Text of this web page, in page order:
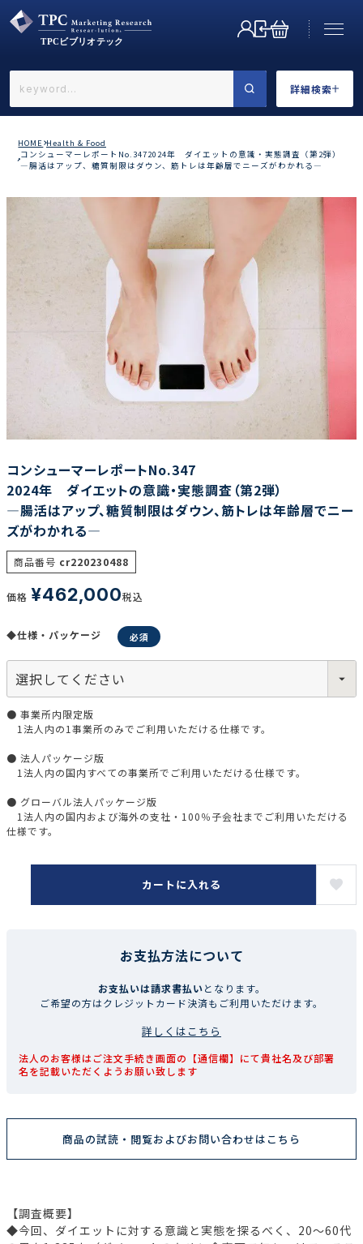
詳細検索
←戻る
業界で選ぶ
カテゴリで選ぶ
調査の種類で選ぶ
リセット
HOME Health & Food
コンシューマーレポートNo.3472024年 ダイエットの意識・実態調査（第2弾）
―腸活はアップ、糖質制限はダウン、筋トレは年齢層でニーズがわかれる―
コンシューマーレポートNo.347
2024年 ダイエットの意識・実態調査（第2弾）
―腸活はアップ、糖質制限はダウン、筋トレは年齢層でニー
ズがわかれる―
商品番号 cr220230488
価格 ¥462,000税込
◆仕様・パッケージ
● 事業所内限定版
1法人内の1事業所のみでご利用いただける仕様です。
● 法人パッケージ版
1法人内の国内すべての事業所でご利用いただける仕様です。
● グローバル法人パッケージ版
1法人内の国内および海外の支社・100％子会社までご利用いただける
仕様です。
カートに入れる
お支払方法について
お支払いは請求書払いとなります。
ご希望の方はクレジットカード決済もご利用いただけます。
詳しくはこちら
法人のお客様はご注文手続き画面の【通信欄】にて貴社名及び部署
名を記載いただくようお願い致します
商品の試読・閲覧およびお問い合わせはこちら
【調査概要】
◆今回、ダイエットに対する意識と実態を探るべく、20～60代